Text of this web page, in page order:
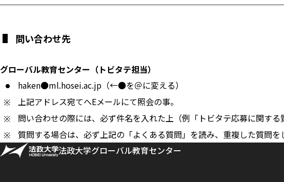
問い合わせ先
グローバル教育センター（トビタテ担当）
haken●ml.hosei.ac.jp（←●を＠に変える）
上記アドレス宛てへEメールにて照会の事。
問い合わせの際には、必ず件名を入れた上（例「トビタテ応募に関す
質問する場合は、必ず上記の「よくある質問」を読み、重複した質問を
法政大学グローバル教育センター